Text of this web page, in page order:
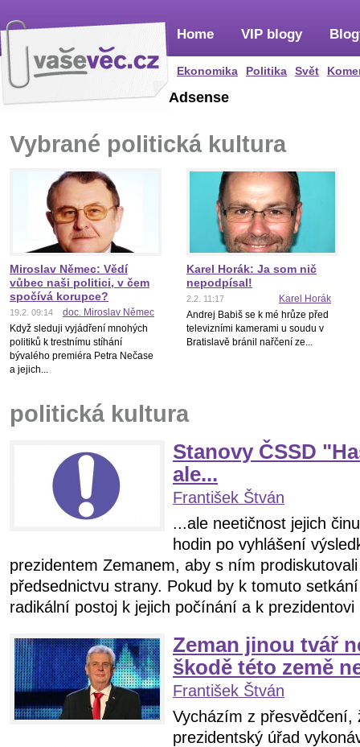
Home
Ekonomika Politika Svět
VIP blogy
Adsense
Vybrané politická kultura
Miroslav Němec: Vědí
vůbec naši politici, v čem
spočívá korupce?
19.2. 09:14
doc. Miroslav Němec
Když sleduji vyjádření mnohých
politiků k trestnímu stíhání
bývalého premiéra Petra Nečase
a jejich...
Karel Horák: Ja som nič
nepodpísal!
2.2. 11:17
Karel Horák
Andrej Babiš se k mé hrůze před
televizními kamerami u soudu v
Bratislavě bránil nařčení ze...
politická kultura
Stanovy ČSSD
ale...
František Štván
...ale neetičnost jejich
hodin po vyhlášení
prezidentem Zemanem, aby s ním
předsednictvu strany. Pokud by k tomuto
radikální postoj k jejich počínání a k prezidentovi
Zeman jinou tvář
škodě této země
František Štván
Vycházím z přesvědčení,
prezidentský úřad